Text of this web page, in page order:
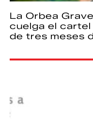
La Orbea
cuelga el
de tres meses